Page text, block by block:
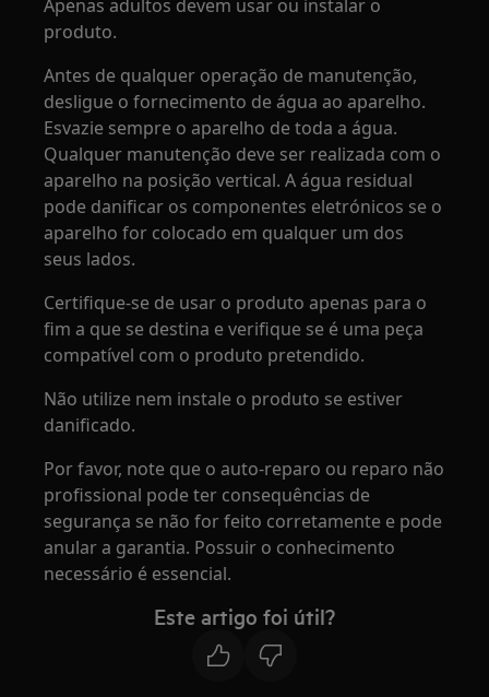
Apenas adultos devem usar ou instalar o
produto.
Antes de qualquer operação de manutenção,
desligue o fornecimento de água ao aparelho.
Esvazie sempre o aparelho de toda a água.
Qualquer manutenção deve ser realizada com o
aparelho na posição vertical. A água residual
pode danificar os componentes eletrónicos se o
aparelho for colocado em qualquer um dos
seus lados.
Certifique-se de usar o produto apenas para o
fim a que se destina e verifique se é uma peça
compatível com o produto pretendido.
Não utilize nem instale o produto se estiver
danificado.
Por favor, note que o auto-reparo ou reparo não
profissional pode ter consequências de
segurança se não for feito corretamente e pode
anular a garantia. Possuir o conhecimento
necessário é essencial.
Este artigo foi útil?